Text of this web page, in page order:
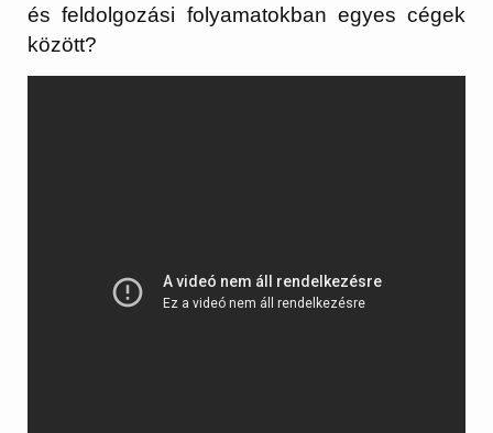
és feldolgozási folyamatokban egyes cégek
között?